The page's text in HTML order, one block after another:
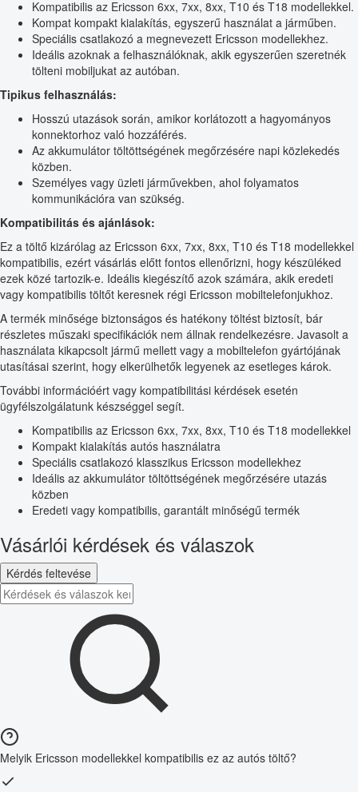
Kompatibilis az Ericsson 6xx, 7xx, 8xx, T10 és T18 modellekkel.
Kompat kompakt kialakítás, egyszerű használat a járműben.
Speciális csatlakozó a megnevezett Ericsson modellekhez.
Ideális azoknak a felhasználóknak, akik egyszerűen szeretnék
tölteni mobiljukat az autóban.
Tipikus felhasználás:
Hosszú utazások során, amikor korlátozott a hagyományos
konnektorhoz való hozzáférés.
Az akkumulátor töltöttségének megőrzésére napi közlekedés
közben.
Személyes vagy üzleti járművekben, ahol folyamatos
kommunikációra van szükség.
Kompatibilitás és ajánlások:
Ez a töltő kizárólag az Ericsson 6xx, 7xx, 8xx, T10 és T18 modellekkel
kompatibilis, ezért vásárlás előtt fontos ellenőrizni, hogy készüléked
ezek közé tartozik-e. Ideális kiegészítő azok számára, akik eredeti
vagy kompatibilis töltőt keresnek régi Ericsson mobiltelefonjukhoz.
A termék minősége biztonságos és hatékony töltést biztosít, bár
részletes műszaki specifikációk nem állnak rendelkezésre. Javasolt a
használata kikapcsolt jármű mellett vagy a mobiltelefon gyártójának
utasításai szerint, hogy elkerülhetők legyenek az esetleges károk.
További információért vagy kompatibilitási kérdések esetén
ügyfélszolgálatunk készséggel segít.
Kompatibilis az Ericsson 6xx, 7xx, 8xx, T10 és T18 modellekkel
Kompakt kialakítás autós használatra
Speciális csatlakozó klasszikus Ericsson modellekhez
Ideális az akkumulátor töltöttségének megőrzésére utazás
közben
Eredeti vagy kompatibilis, garantált minőségű termék
Vásárlói kérdések és válaszok
Kérdés feltevése
Melyik Ericsson modellekkel kompatibilis ez az autós töltő?